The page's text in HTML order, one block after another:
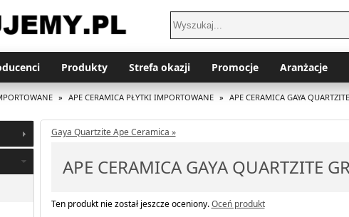
Produkty Strefa okazji Promocje Aranżacje
» APE CERAMICA PŁYTKI IMPORTOWANE » APE CERAMICA GAYA QUARTZITE
Gaya Quartzite Ape Ceramica »
APE CERAMICA GAYA QUARTZITE
Ten produkt nie został jeszcze oceniony.Oceń produkt